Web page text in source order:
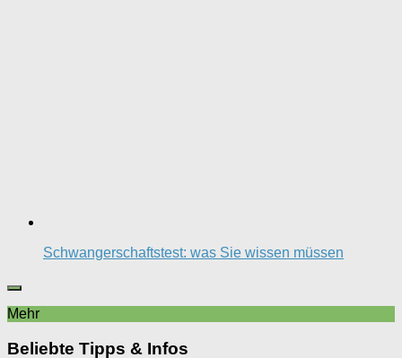
Schwangerschaftstest: was Sie wissen müssen
Mehr
Beliebte Tipps & Infos